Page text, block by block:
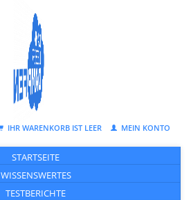
IHR WARENKORB IST LEER MEIN KONTO
STARTSEITE
WISSENSWERTES
TESTBERICHTE